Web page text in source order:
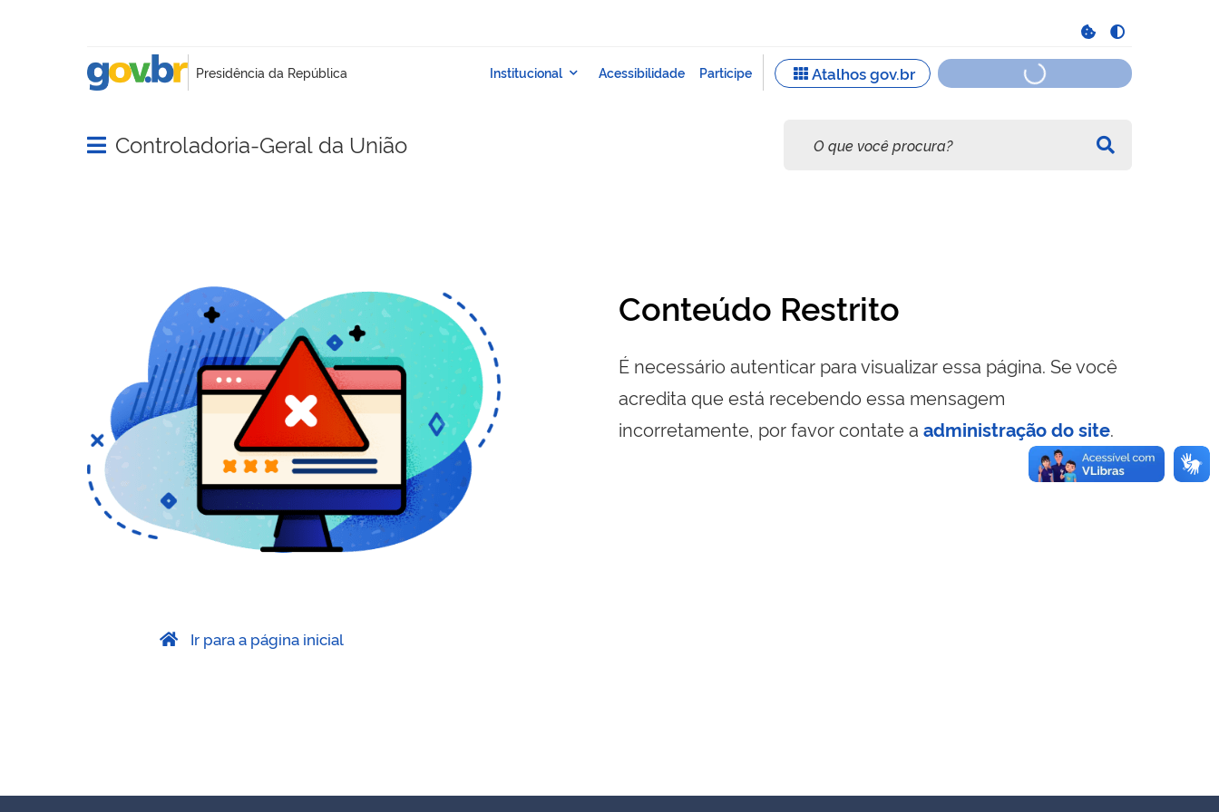
Abrir menu principal de navegação
Controladoria-Geral da União
Conteúdo Restrito
É necessário autenticar para visualizar essa página. Se você
acredita que está recebendo essa mensagem
incorretamente, por favor contate a administração do site.
Ir para a página inicial